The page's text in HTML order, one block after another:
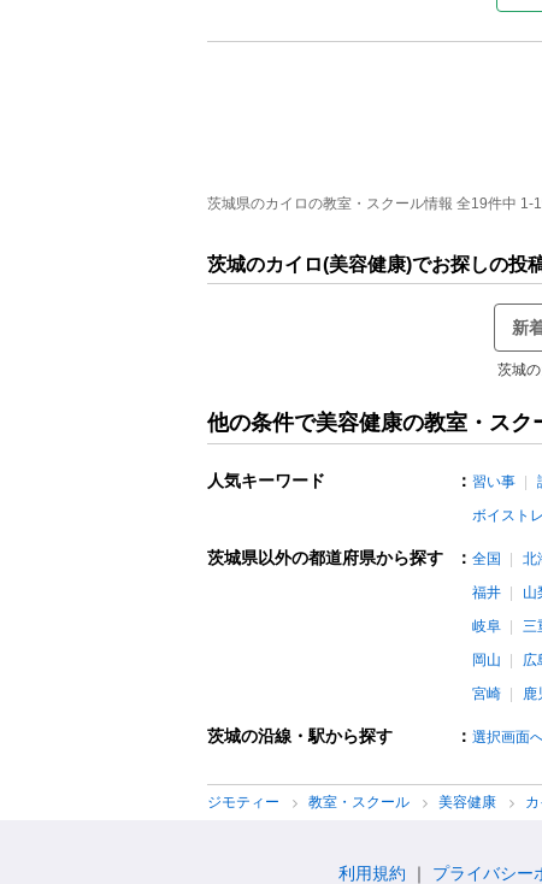
茨城県のカイロの教室・スクール情報 全19件中 1-
茨城のカイロ(美容健康)でお探しの投
新
茨城
他の条件で美容健康の教室・スク
人気キーワード ： 習い事
ボイスト
茨城県以外の都道府県から探す ： 全国 北
福井
山
岐阜
三
岡山
広
宮崎
鹿
茨城の沿線・駅から探す ： 選択画面
ジモティー 教室・スクール 美容健康
利用規約 プライバシー